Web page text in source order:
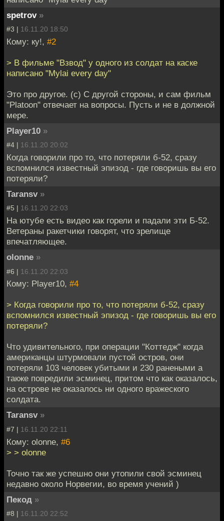
spetrov »
#3 | 16.11.20 18:50
Кому: ку!, #2
> В фильме "Взвод" у одного из солдат на каске
написано "Mylai every day"
Это про другое. (с) С другой стороны, и сам фильм
"Platoon" отвечает на вопросы. Пусть и не в должной
мере.
Player10 »
#4 | 16.11.20 20:02
Когда говорили про то, что потеряли б-52, сразу
вспомнился известный эпизод - где говоришь вы его
потеряли?
Taransv »
#5 | 16.11.20 22:03
На ютубе есть видео как горели и падали эти Б-52.
Ветераны ракетчики говорят, что зрелище
впечатляющее.
olonne »
#6 | 16.11.20 22:03
Кому: Player10, #4
> Когда говорили про то, что потеряли б-52, сразу
вспомнился известный эпизод - где говоришь вы его
потеряли?
Что удивительного, при операции "Коттедж" когда
американцы штурмовали пустой остров, они
потеряли 103 человек убитыми и 230 ранеными а
также повредили эсминец, притом что как оказалось,
на острове не оказалось ни одного вражеского
солдата.
Taransv »
#7 | 16.11.20 22:11
Кому: olonne, #6
> > olonne
Точно так же успешно они утопили свой эсминец
недавно около Норвегии, во время учений )
Пекод »
#8 | 16.11.20 22:52